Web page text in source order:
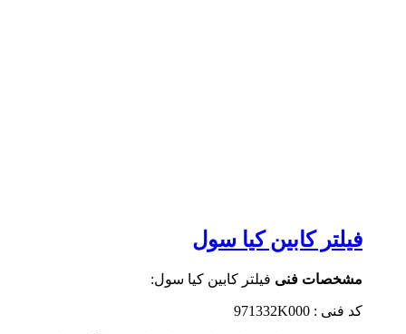
فیلتر کابین کیا سول
مشخصات فنی فیلتر کابین کیا سول:
کد فنی : 971332K000